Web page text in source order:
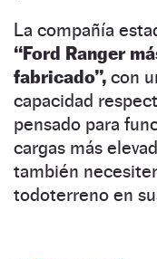
La compañía
“Ford Ranger
fabricado”, con
capacidad
pensado para
cargas más
también
todoterreno en